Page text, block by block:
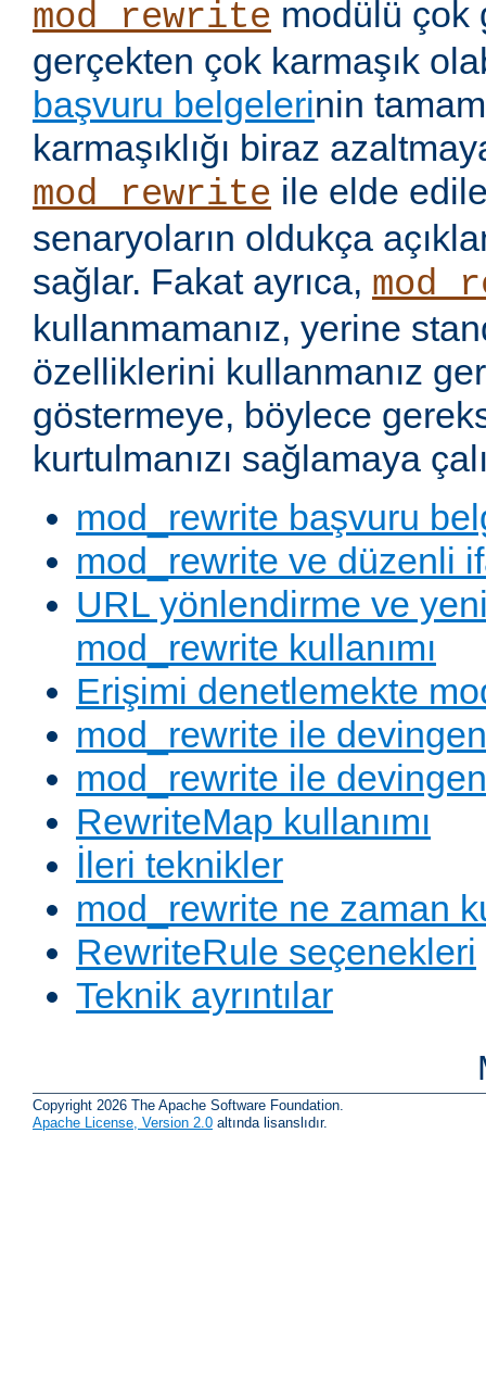
mod_rewrite modülü çok
gerçekten çok karmaşık
başvuru belgelerinin
karmaşıklığı biraz
mod_rewrite ile elde
senaryoların oldukça
sağlar. Fakat ayrıca,
kullanmamanız, yerine
özelliklerini kullanmanız
göstermeye, böylece
kurtulmanızı sağlamaya
mod_rewrite başvuru
mod_rewrite ve düzenli
URL yönlendirme ve
mod_rewrite kullanımı
Erişimi denetlemekte
mod_rewrite ile
mod_rewrite ile
RewriteMap kullanımı
İleri teknikler
mod_rewrite ne zaman
RewriteRule seçenekleri
Teknik ayrıntılar
Copyright 2026 The Apache Software Foundation.
Apache License, Version 2.0 altında lisanslıdır.